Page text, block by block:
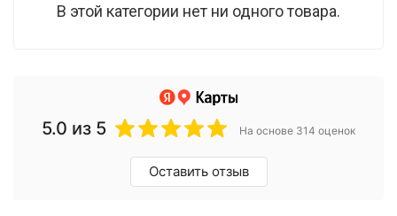
В этой категории нет ни одного товара.